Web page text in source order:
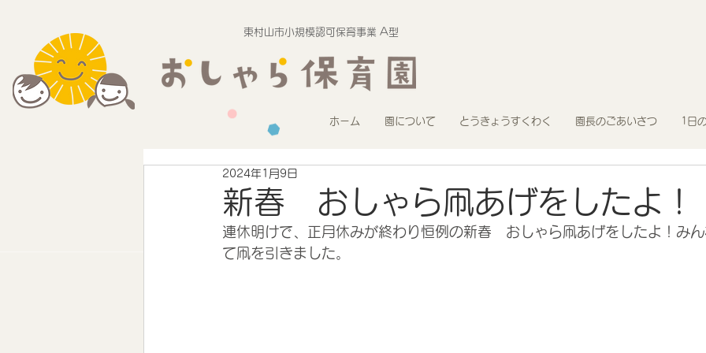
東村山市小規模認可保育事業 A型
ホーム 園について とうきょうすくわく 園長のごあいさつ 1日
新春 おしゃら凧あげをしたよ！
2024年1月9日
連休明けで、正月休みが終わり恒例の新春　おしゃら凧あげをしたよ！み
て凧を引きました。